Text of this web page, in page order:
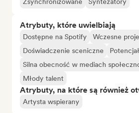
Atrybuty, które uwielbiają
Dostępne na Spotify
Wczesne
Doświadczenie sceniczne
Silna obecność w mediach
Młody talent
Atrybuty, na które są również
Artysta wspierany